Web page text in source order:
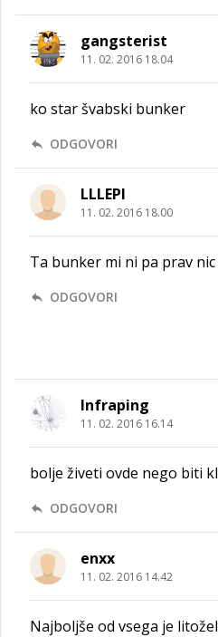
gangsterist
11. 02. 2016 18.04
ko star švabski bunker
ODGOVORI
LLLEPI
11. 02. 2016 18.00
Ta bunker mi ni pa prav nic
ODGOVORI
Infraping
11. 02. 2016 16.14
bolje živeti ovde nego biti
ODGOVORI
enxx
11. 02. 2016 14.42
Najboljše od vsega je